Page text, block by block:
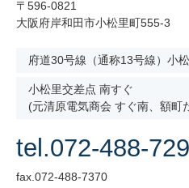
〒596-0821
大阪府岸和田市小松里町555-3
府道30号線（通称13号線）小
小松里交差点 南すぐ
(元清原電気商会 すぐ南、額町
tel.072-488-
fax.072-488-7370